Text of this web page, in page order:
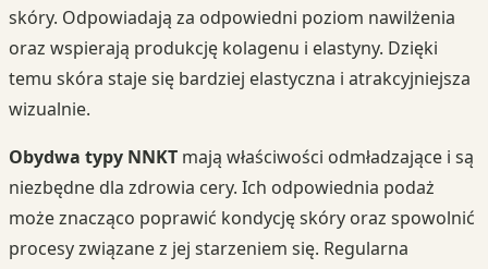
skóry. Odpowiadają za odpowiedni poziom nawilżenia
oraz wspierają produkcję kolagenu i elastyny. Dzięki
temu skóra staje się bardziej elastyczna i atrakcyjniejsza
wizualnie.
Obydwa typy NNKT mają właściwości odmładzające i są
niezbędne dla zdrowia cery. Ich odpowiednia podaż
może znacząco poprawić kondycję skóry oraz spowolnić
procesy związane z jej starzeniem się. Regularna